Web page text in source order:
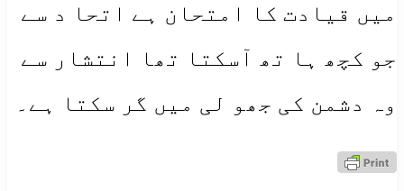
میں قیادت کا امتحان ہے اتحا د سے
جو کچھ ہا تھ آسکتا تھا انتشار سے
وہ دشمن کی جھو لی میں گر سکتا ہے۔